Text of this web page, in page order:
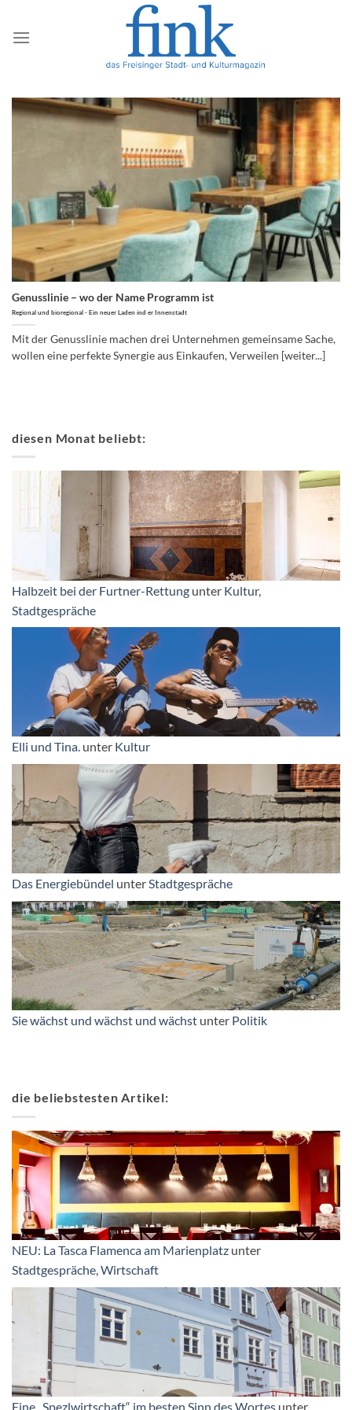
Inhalt
springen
Genusslinie – wo der Name Programm ist
Regional und bioregional - Ein neuer Laden ind er Innenstadt
Mit der Genusslinie machen drei Unternehmen gemeinsame Sache,
wollen eine perfekte Synergie aus Einkaufen, Verweilen [weiter...]
diesen Monat beliebt:
Halbzeit bei der Furtner-Rettung unter Kultur,
Stadtgespräche
Elli und Tina. unter Kultur
Das Energiebündel unterStadtgespräche
Sie wächst und wächst und wächst unter Politik
die beliebstesten Artikel:
NEU: La Tasca Flamenca am Marienplatz unter
Stadtgespräche,Wirtschaft
Eine „Spezlwirtschaft“ im besten Sinn des Wortes unter